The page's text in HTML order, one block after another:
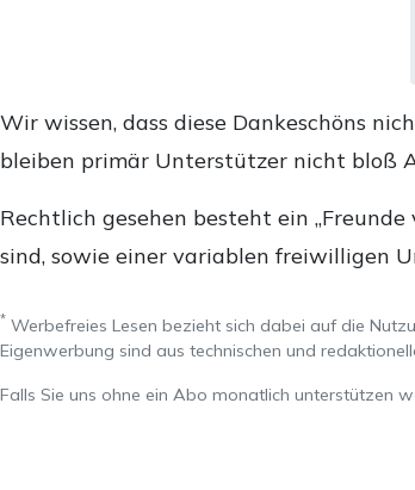
Wir wissen, dass diese Dankeschöns
bleiben primär Unterstützer nicht bloß
Rechtlich gesehen besteht ein
sind, sowie einer variablen freiwilligen
* Werbefreies Lesen bezieht sich dabei auf die
Eigenwerbung sind aus technischen und
Falls Sie uns ohne ein Abo monatlich unterstützen